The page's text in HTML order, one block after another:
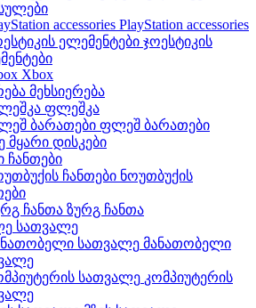
PlayStation accessories
ჯოესტიკის
Xbox
მეხსიერება
ფლეშკა
ფლეშ ბარათები
მყარი დისკები
ჩანთები
ნოუთბუქის
ზურგ ჩანთა
სათვალე
მანათობელი
კომპიუტერის